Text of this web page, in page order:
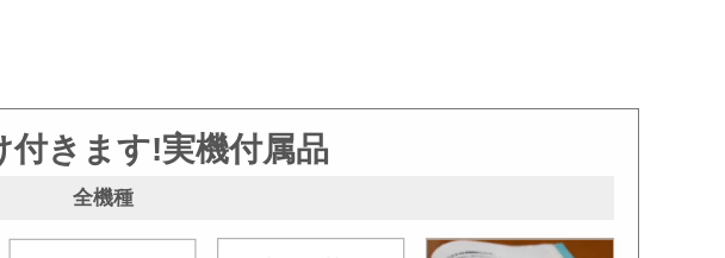
付きます!実機付属品
全機種